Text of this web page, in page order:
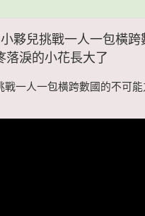
夥兒挑戰一人一包橫跨
落淚的小花長大了
一人一包橫跨數國的不可能